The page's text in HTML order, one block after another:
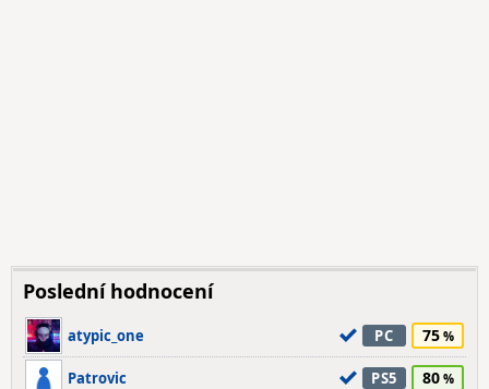
Poslední hodnocení
atypic_one PC 75
Patrovic PS5 80